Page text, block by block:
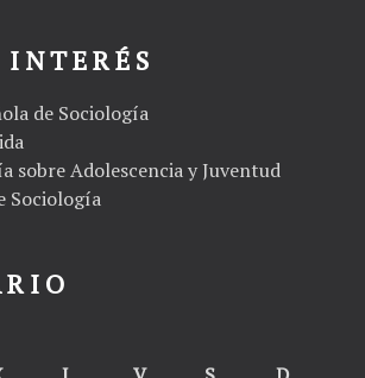
de Sociología
sobre Adolescencia y Juventud
Sociología